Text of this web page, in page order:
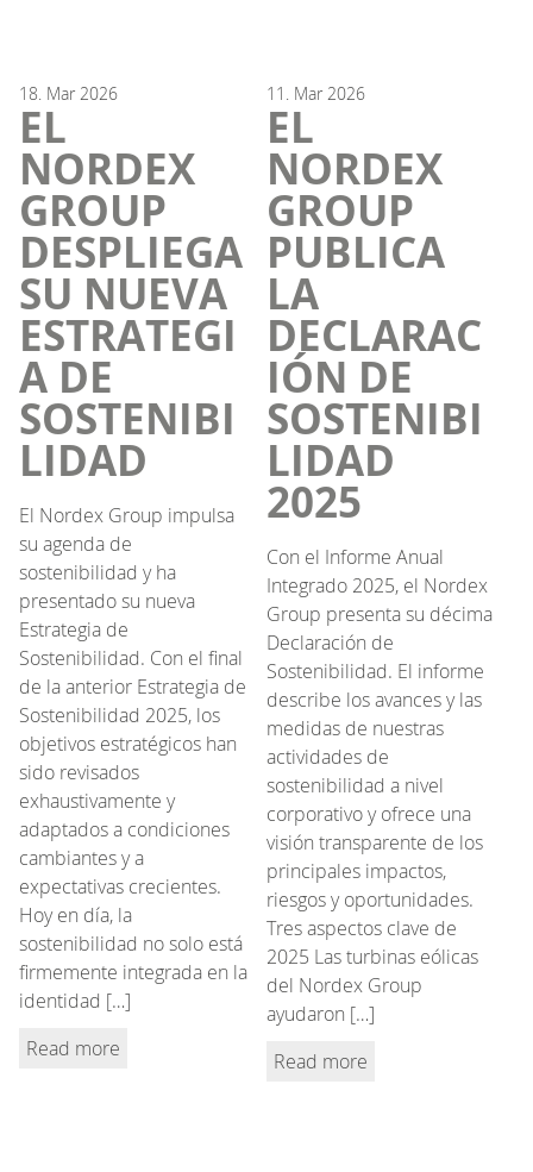
18. Mar 2026
EL
NORDEX
GROUP
DESPLIEGA
SU NUEVA
ESTRATEGI
A DE
SOSTENIBI
LIDAD
El Nordex Group impulsa
su agenda de
sostenibilidad y ha
presentado su nueva
Estrategia de
Sostenibilidad. Con el final
de la anterior Estrategia de
Sostenibilidad 2025, los
objetivos estratégicos han
sido revisados
exhaustivamente y
adaptados a condiciones
cambiantes y a
expectativas crecientes.
Hoy en día, la
sostenibilidad no solo está
firmemente integrada en la
identidad […]
Read more
11. Mar 2026
EL
NORDEX
GROUP
PUBLICA
LA
DECLARAC
IÓN DE
SOSTENIBI
LIDAD
2025
Con el Informe Anual
Integrado 2025, el Nordex
Group presenta su décima
Declaración de
Sostenibilidad. El informe
describe los avances y las
medidas de nuestras
actividades de
sostenibilidad a nivel
corporativo y ofrece una
visión transparente de los
principales impactos,
riesgos y oportunidades.
Tres aspectos clave de
2025 Las turbinas eólicas
del Nordex Group
ayudaron […]
Read more